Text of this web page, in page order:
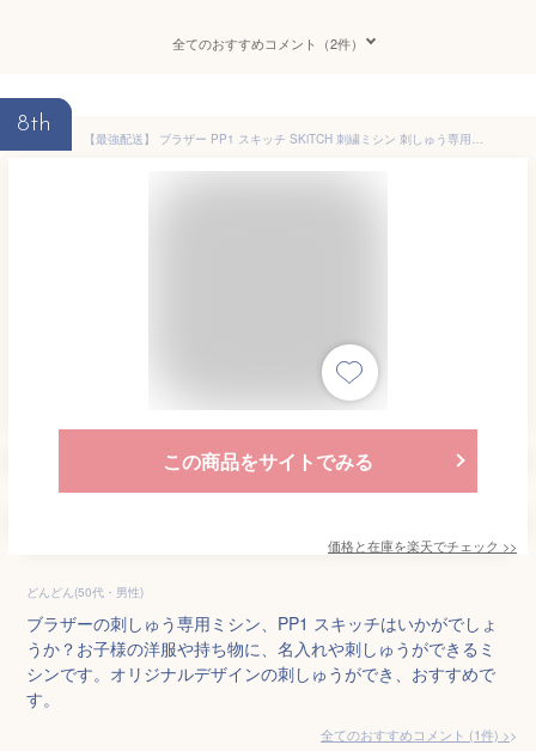
全てのおすすめコメント（2件）
8th
【最強配送】 ブラザー PP1 スキッチ SKiTCH 刺繍ミシン 刺しゅう専用ミシン アートスピラー Bluetooth既製品刺しゅう 刺繍 刺しゅう ミシン
この商品をサイトでみる
価格と在庫を楽天でチェック >>
どんどん(50代・男性)
ブラザーの刺しゅう専用ミシン、PP1 スキッチはいかがでしょ
うか？お子様の洋服や持ち物に、名入れや刺しゅうができるミ
シンです。オリジナルデザインの刺しゅうができ、おすすめで
す。
全てのおすすめコメント (1件) >